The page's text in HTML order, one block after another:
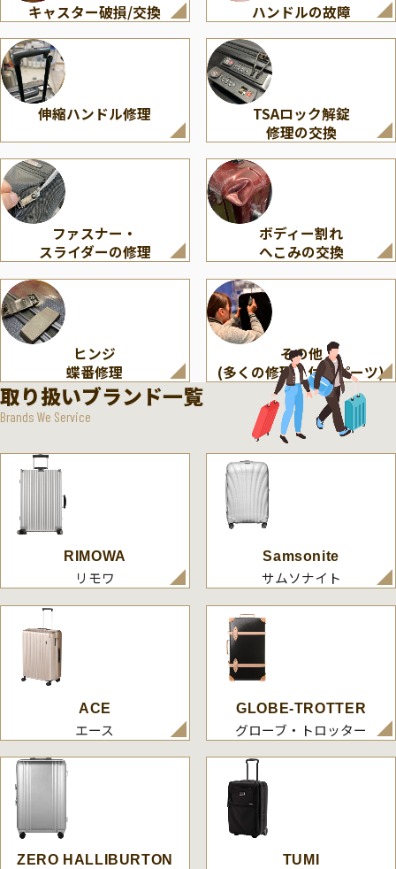
キャスター破損/交換 ハンドルの故障
伸縮ハンドル修理
TSAロック解錠
修理の交換
ファスナー・
スライダーの修理
ボディー割れ
へこみの交換
ヒンジ
蝶番修理
その他
(多くの修理・付属パーツ)
取り扱いブランド一覧
Brands We Service
RIMOWA
リモワ
Samsonite
サムソナイト
ACE
エース
GLOBE-TROTTER
グローブ・トロッター
ZERO HALLIBURTON TUMI